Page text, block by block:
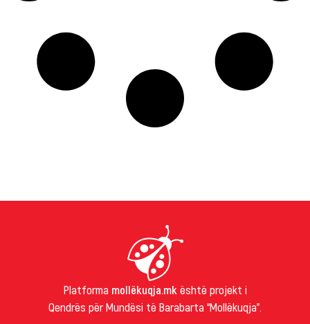
Platforma mollëkuqja.mk është projekt i
Qendrës për Mundësi të Barabarta “Mollëkuqja”.